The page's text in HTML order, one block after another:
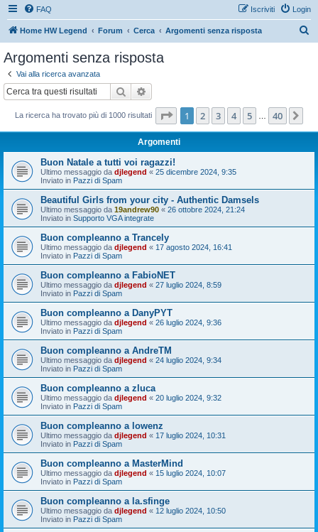
FAQ Login
Iscriviti
Home HW Legend Forum Cerca Argomenti senza risposta
Argomenti senza risposta
Vai alla ricerca avanzata
Cerca
La ricerca ha trovato più di 1000 risultati Pagina di 40
1 2 3 4 5 40
Argomenti
Buon Natale a tutti voi ragazzi!
Ultimo messaggio da djlegend « 25 dicembre 2024, 9:35
Inviato in Pazzi di Spam
Beautiful Girls from your city - Authentic Damsels
Ultimo messaggio da 19andrew90 « 26 ottobre 2024, 21:24
Inviato in Supporto VGA integrate
Buon compleanno a Trancely
Ultimo messaggio da djlegend « 17 agosto 2024, 16:41
Inviato in Pazzi di Spam
Buon compleanno a FabioNET
Ultimo messaggio da djlegend « 27 luglio 2024, 8:59
Inviato in Pazzi di Spam
Buon compleanno a DanyPYT
Ultimo messaggio da djlegend « 26 luglio 2024, 9:36
Inviato in Pazzi di Spam
Buon compleanno a AndreTM
Ultimo messaggio da djlegend « 24 luglio 2024, 9:34
Inviato in Pazzi di Spam
Buon compleanno a zluca
Ultimo messaggio da djlegend « 20 luglio 2024, 9:32
Inviato in Pazzi di Spam
Buon compleanno a lowenz
Ultimo messaggio da djlegend « 17 luglio 2024, 10:31
Inviato in Pazzi di Spam
Buon compleanno a MasterMind
Ultimo messaggio da djlegend « 15 luglio 2024, 10:07
Inviato in Pazzi di Spam
Buon compleanno a la.sfinge
Ultimo messaggio da djlegend « 12 luglio 2024, 10:50
Inviato in Pazzi di Spam